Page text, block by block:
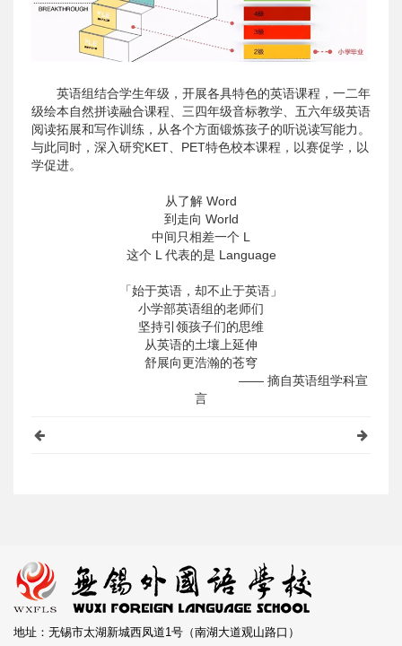
英语组结合学生年级，开展各具特色的英语课程，一二年
级绘本自然拼读融合课程、三四年级音标教学、五六年级英语
阅读拓展和写作训练，从各个方面锻炼孩子的听说读写能力。
与此同时，深入研究KET、PET特色校本课程，以赛促学，以
学促进。
从了解 Word
到走向 World
中间只相差一个 L
这个 L 代表的是 Language
「始于英语，却不止于英语」
小学部英语组的老师们
坚持引领孩子们的思维
从英语的土壤上延伸
舒展向更浩瀚的苍穹
—— 摘自英语组学科宣
言
地址：无锡市太湖新城西凤道1号（南湖大道观山路口）